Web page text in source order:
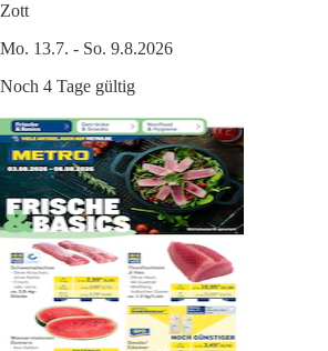
Zott
Mo. 13.7. - So. 9.8.2026
Noch 4 Tage gültig